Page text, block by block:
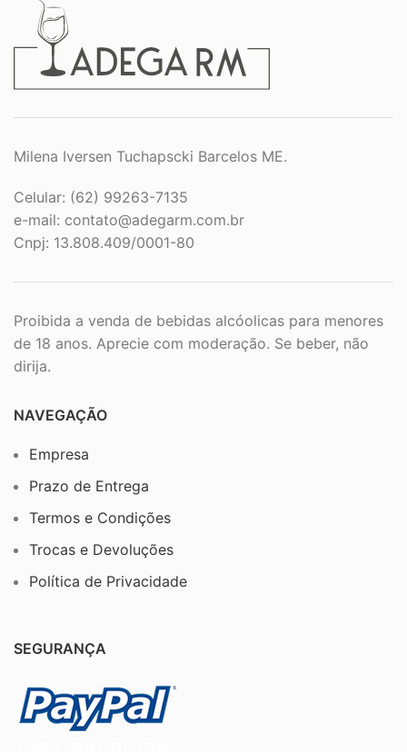
Milena Iversen Tuchapscki Barcelos ME.
Celular: (62) 99263-7135
e-mail: contato@adegarm.com.br
Cnpj: 13.808.409/0001-80
Proibida a venda de bebidas alcóolicas para menores
de 18 anos. Aprecie com moderação. Se beber, não
dirija.
NAVEGAÇÃO
Empresa
Prazo de Entrega
Termos e Condições
Trocas e Devoluções
Política de Privacidade
SEGURANÇA